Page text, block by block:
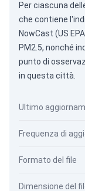
Per ciascuna
che contiene
NowCast (US
PM2.5, nonché
punto di
in questa città.
Ultimo
Frequenza di
Formato del file
Dimensione del